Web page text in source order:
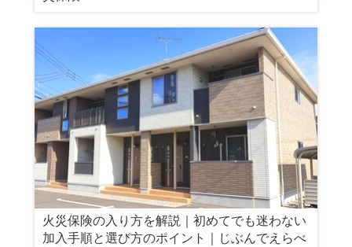
火災保険の入り方を解説｜初めてでも迷わない
加入手順と選び方のポイント｜じぶんでえらべ